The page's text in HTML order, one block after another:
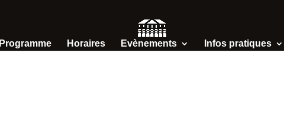
Programme Horaires Evènements Infos pratiques